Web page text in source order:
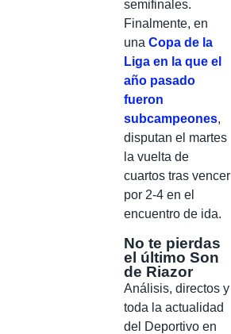
semifinales.
Finalmente, en
una Copa de la
Liga en la que el
año pasado
fueron
subcampeones,
disputan el martes
la vuelta de
cuartos tras vencer
por 2-4 en el
encuentro de ida.
No te pierdas
el último Son
de Riazor
Análisis, directos y
toda la actualidad
del Deportivo en